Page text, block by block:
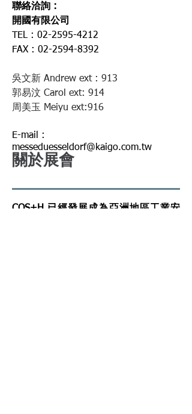
關於展會
COS+H 已經發展成為亞洲地區工業安
聯絡洽詢 :
開國有限公司
TEL : 02-2595-4212
FAX : 02-2594-8392
吳文新 Andrew ext : 913
​郭易汶 Carol ext: 914
​周美玉 Meiyu ext:916
E-mail :
messeduesseldorf@kaigo.com.tw